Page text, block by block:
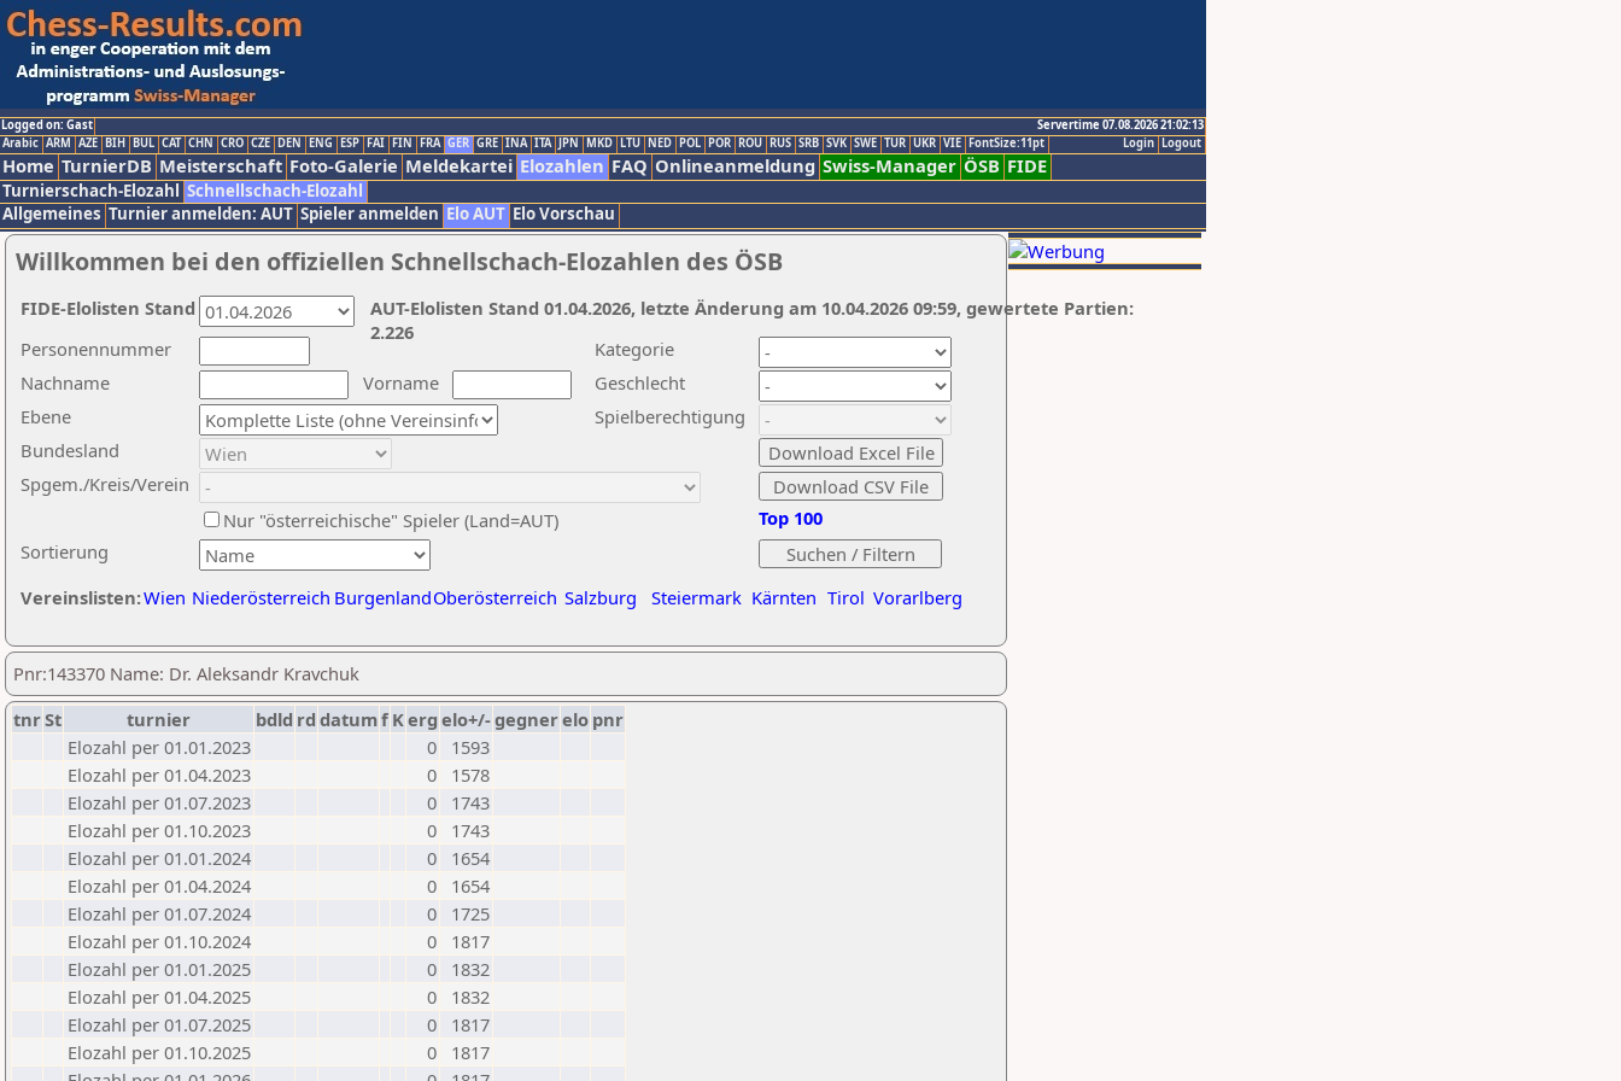
Logged on: Gast
Servertime 07.08.2026 21:02:13
Logout
Login
Arabic ARM AZE BIH BUL CAT CHN CRO CZE DEN ENG ESP FAI FIN FRA GER GRE INA ITA JPN MKD LTU NED POL POR ROU RUS SRB SVK SWE TUR UKR VIE FontSize:11pt
Home TurnierDB Meisterschaft Foto-Galerie Meldekartei Elozahlen FAQ Onlineanmeldung Swiss-Manager ÖSB FIDE
Turnierschach-Elozahl Schnellschach-Elozahl
Allgemeines Turnier anmelden: AUT Spieler anmelden Elo AUT Elo Vorschau
Willkommen bei den offiziellen Schnellschach-Elozahlen des ÖSB
Nachname
Vorname
Ebene
Kategorie
Sortierung
Personennummer
Bundesland
Spgem./Kreis/Verein
Geschlecht
Nur "österreichische" Spieler (Land=AUT)
Spielberechtigung
Vereinslisten:Wien Niederösterreich BurgenlandOberösterreich Salzburg Steiermark Kärnten Tirol Vorarlberg
Top 100
AUT-Elolisten Stand 01.04.2026, letzte Änderung am 10.04.2026 09:59, gewertete Partien:
2.226
FIDE-Elolisten Stand
Pnr:143370 Name: Dr. Aleksandr Kravchuk
tnrSt turnier bdld rd datumf Kerg elo+/-gegnerelo pnr
Elozahl per 01.01.2023
0
1593
Elozahl per 01.04.2023
0
1578
Elozahl per 01.07.2023
0
1743
Elozahl per 01.10.2023
0
1743
Elozahl per 01.01.2024
0
1654
Elozahl per 01.04.2024
0
1654
Elozahl per 01.07.2024
0
1725
Elozahl per 01.10.2024
0
1817
Elozahl per 01.01.2025
0
1832
Elozahl per 01.04.2025
0
1832
Elozahl per 01.07.2025
0
1817
Elozahl per 01.10.2025
0
1817